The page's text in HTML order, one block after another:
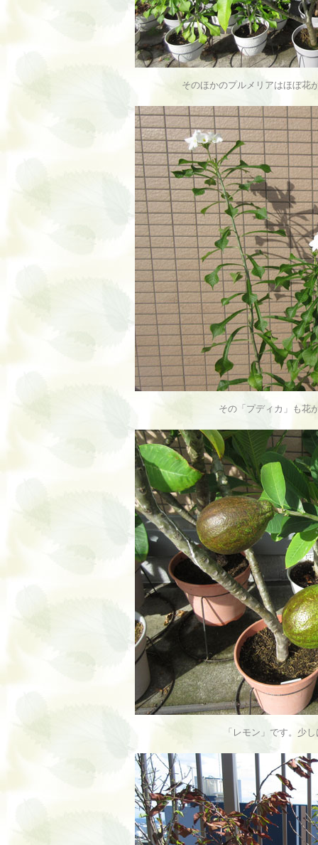
そのほかのプルメリアはほぼ花
その「プディカ」も花
「レモン」です。少